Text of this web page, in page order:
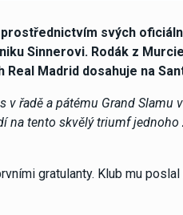
svých
Sinnerovi. Rodák z
Madrid dosahuje na
řadě a pátému Grand Slamu
na tento skvělý triumf jednoho
gratulanty. Klub mu poslal